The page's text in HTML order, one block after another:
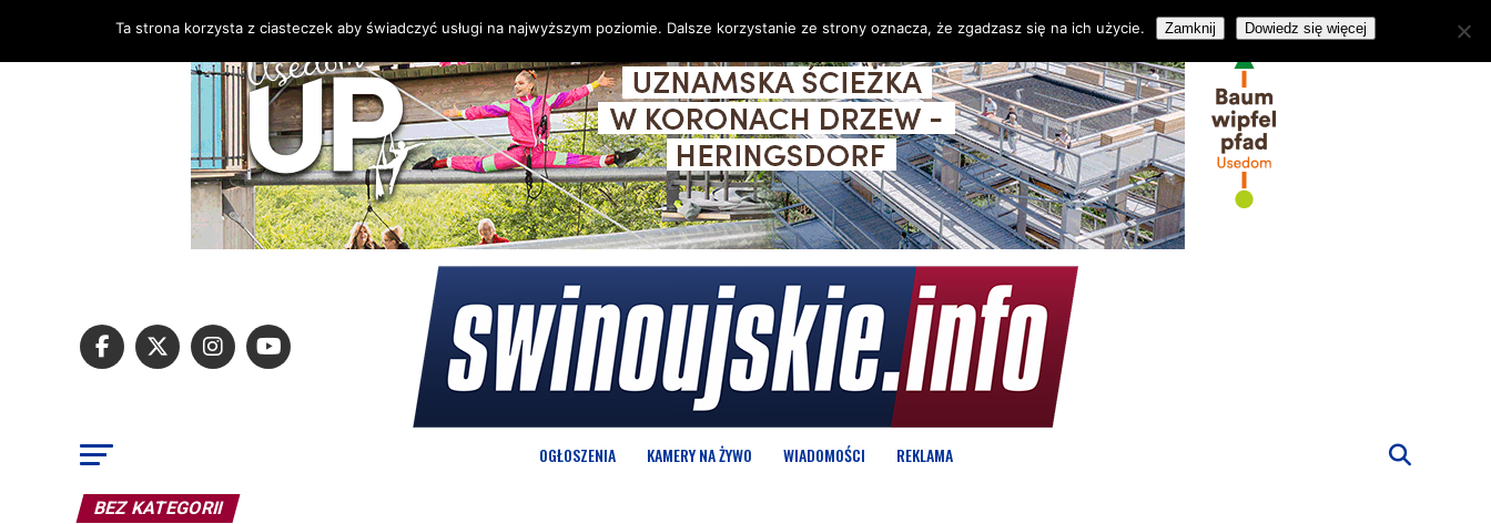
OGŁOSZENIA KAMERY NA ŻYWO WIADOMOŚCI REKLAMA
BEZ KATEGORII
Ta strona korzysta z ciasteczek aby świadczyć usługi na najwyższym poziomie. Dalsze korzystanie ze strony oznacza, że zgadzasz się na ich użycie. Zamknij Dowiedz się więcej